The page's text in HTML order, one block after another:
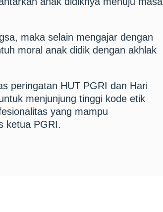
maka selain mengajar dengan
moral anak didik dengan akhlak
peringatan HUT PGRI dan Hari
menjunjung tinggi kode etik
yang mampu
ketua PGRI.